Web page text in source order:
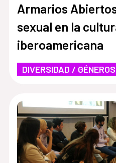
Armarios
sexual en la
iberoamericana
DIVERSIDAD / GÉNEROS